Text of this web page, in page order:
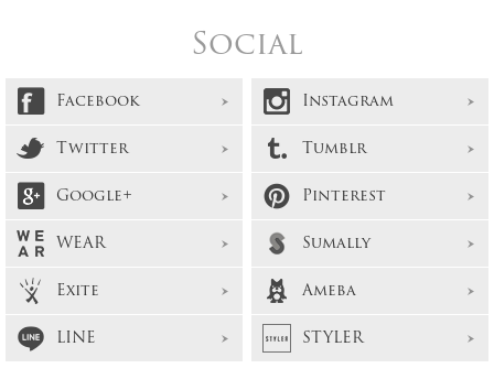
Social
Facebook
Instagram
Twitter
Tumblr
Google+
Pinterest
WEAR
Sumally
Exite
Ameba
LINE
STYLER